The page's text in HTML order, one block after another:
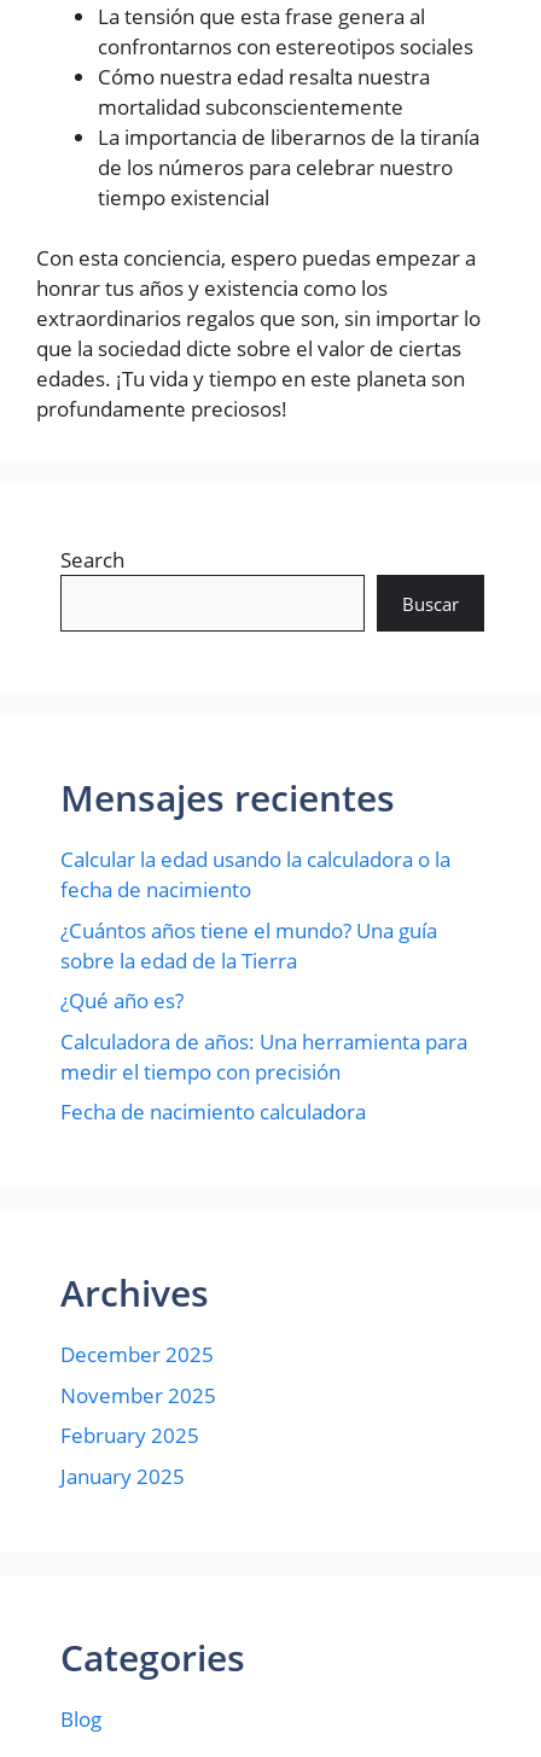
La tensión que esta frase genera al
confrontarnos con estereotipos sociales
Cómo nuestra edad resalta nuestra
mortalidad subconscientemente
La importancia de liberarnos de la tiranía
de los números para celebrar nuestro
tiempo existencial
Con esta conciencia, espero puedas empezar a
honrar tus años y existencia como los
extraordinarios regalos que son, sin importar lo
que la sociedad dicte sobre el valor de ciertas
edades. ¡Tu vida y tiempo en este planeta son
profundamente preciosos!
Search
Buscar
Mensajes recientes
Calcular la edad usando la calculadora o la
fecha de nacimiento
¿Cuántos años tiene el mundo? Una guía
sobre la edad de la Tierra
¿Qué año es?
Calculadora de años: Una herramienta para
medir el tiempo con precisión
Fecha de nacimiento calculadora
Archives
December 2025
November 2025
February 2025
January 2025
Categories
Blog